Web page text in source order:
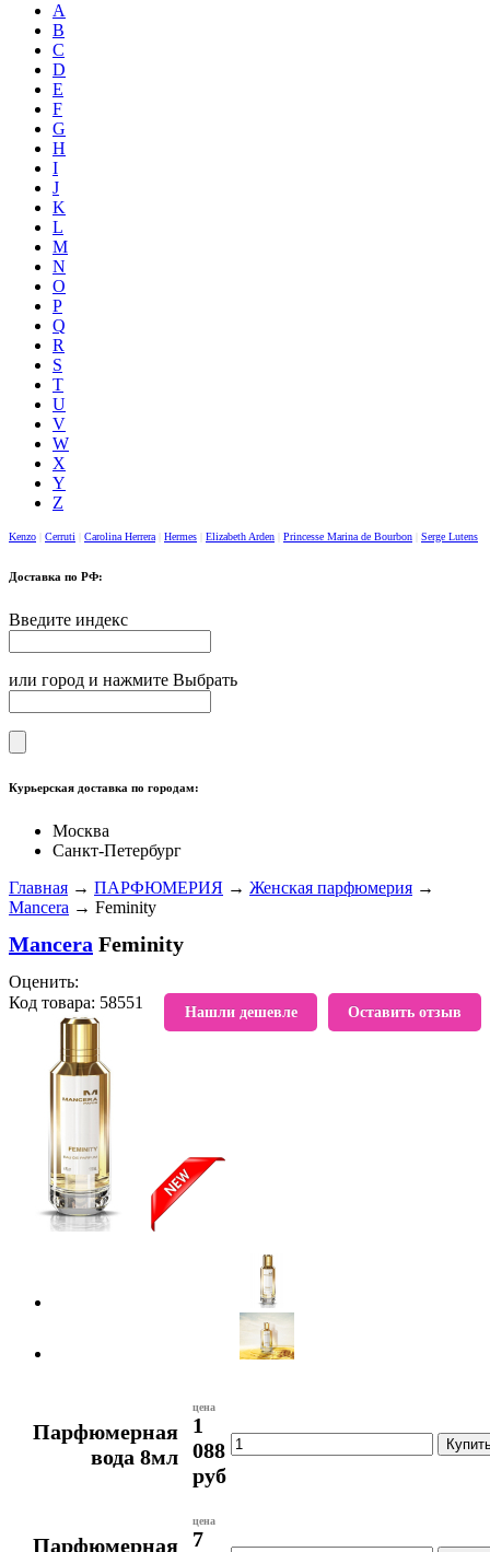
A
B
C
D
E
F
G
H
I
J
K
L
M
N
O
P
Q
R
S
T
U
V
W
X
Y
Z
Kenzo Cerruti Carolina Herrera Hermes Elizabeth Arden Princesse Marina de Bourbon Serge Lutens
Доставка по РФ:
Введите индекс
или город и нажмите Выбрать
Курьерская доставка по городам:
Москва
Санкт-Петербург
Главная → ПАРФЮМЕРИЯ → Женская парфюмерия →
Mancera → Feminity
Mancera Feminity
Оставить отзыв
Нашли дешевле
Оценить:
Код товара: 58551
В избранное
Парфюмерная
вода 8мл
цена
1
088
руб
Парфюмерная
цена
7